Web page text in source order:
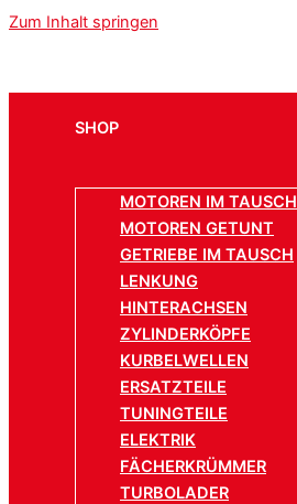
Zum Inhalt springen
SHOP
MOTOREN IM TAUSCH
MOTOREN GETUNT
GETRIEBE IM TAUSCH
LENKUNG
HINTERACHSEN
ZYLINDERKÖPFE
KURBELWELLEN
ERSATZTEILE
TUNINGTEILE
ELEKTRIK
FÄCHERKRÜMMER
TURBOLADER